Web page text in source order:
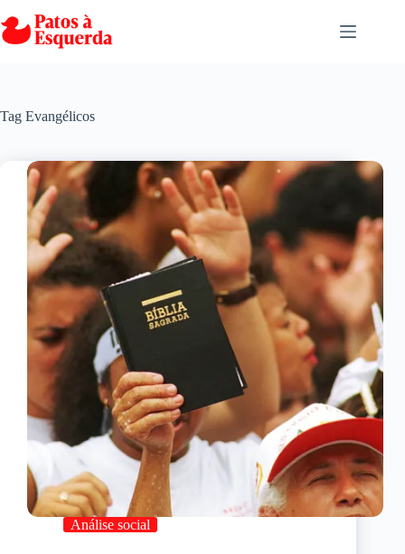
para
o
Tag Evangélicos
Análise social